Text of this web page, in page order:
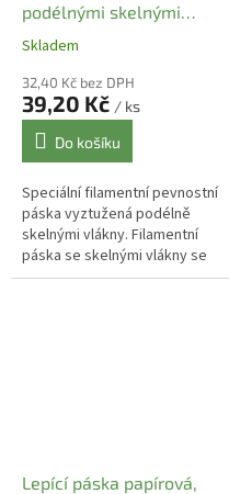
podélnými skelnými
vlákny 19 mm x 50 m
Skladem
32,40 Kč bez DPH
39,20 Kč / ks
Do košíku
Speciální filamentní pevnostní
páska vyztužená podélně
skelnými vlákny. Filamentní
páska se skelnými vlákny se
používá např. k pevnému lepení
Lepící páska papírová,